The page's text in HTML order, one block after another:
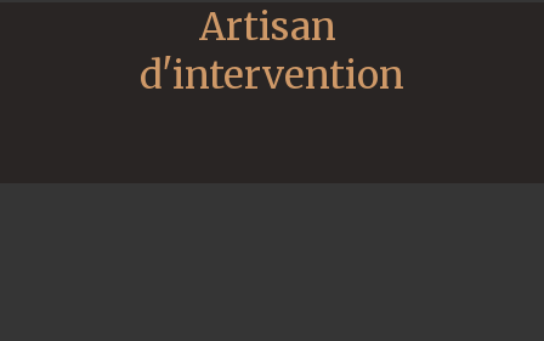
Artisan
d'intervention